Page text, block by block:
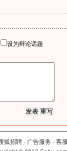
设为辩论话题
狐招聘 - 广告服务 - 客